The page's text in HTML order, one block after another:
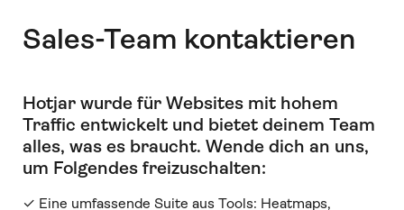
Sales-Team kontaktieren
Hotjar wurde für Websites mit hohem
Traffic entwickelt und bietet deinem Team
alles, was es braucht. Wende dich an uns,
um Folgendes freizuschalten:
✓ Eine umfassende Suite aus Tools: Heatmaps,